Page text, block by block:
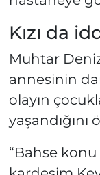
Kızı da
Muhtar
annesinin
olayın
yaşandığını
“Bahse